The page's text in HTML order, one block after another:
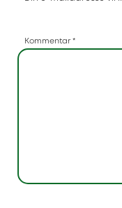
Kommentar *